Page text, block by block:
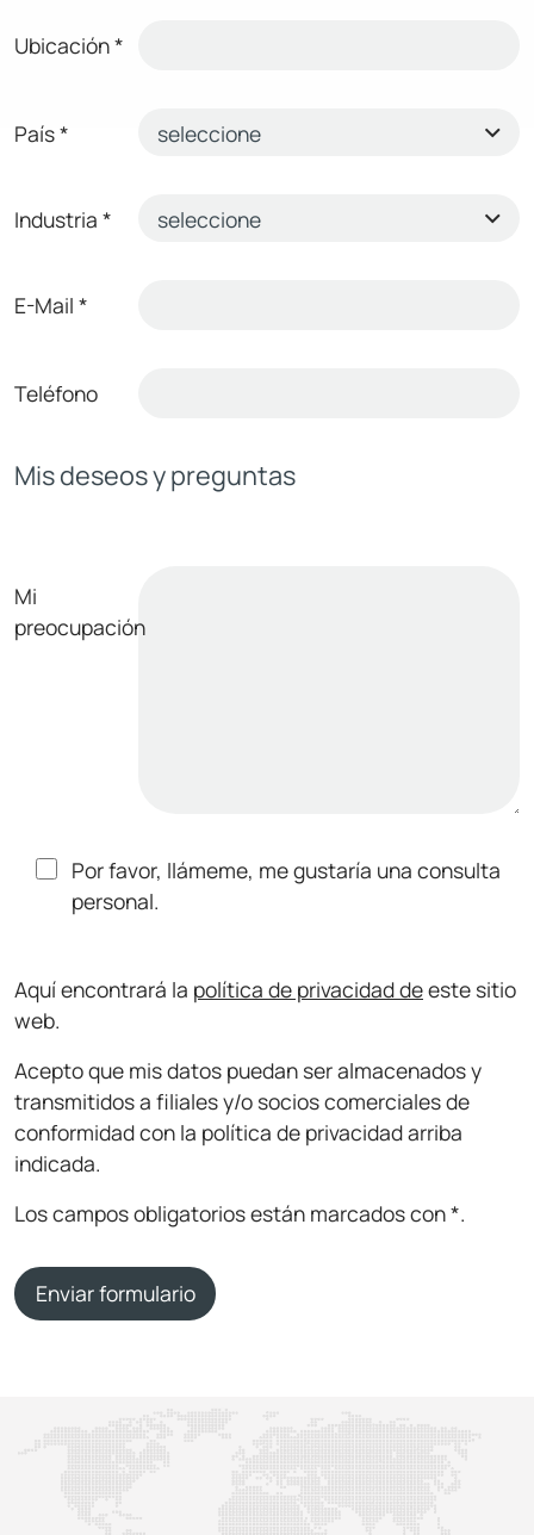
Ubicación*
País*
Industria *
E-Mail *
Teléfono
Mis deseos y preguntas
Mi
preocupación
Por favor, llámeme, me gustaría una consulta
personal.
Aquí encontrará la política de privacidad deeste sitio
web.
Acepto que mis datos puedan ser almacenados y
transmitidos a filiales y/o socios comerciales de
conformidad con la política de privacidad arriba
indicada.
Los campos obligatorios están marcados con *.
Enviar formulario